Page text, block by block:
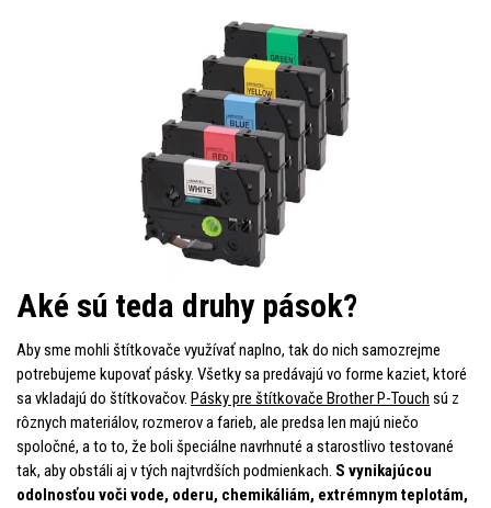
Aké sú teda druhy pások?
Aby sme mohli štítkovače využívať naplno, tak do nich samozrejme
potrebujeme kupovať pásky. Všetky sa predávajú vo forme kaziet, ktoré
sa vkladajú do štítkovačov. Pásky pre štítkovače Brother P-Touch sú z
rôznych materiálov, rozmerov a farieb, ale predsa len majú niečo
spoločné, a to to, že boli špeciálne navrhnuté a starostlivo testované
tak, aby obstáli aj v tých najtvrdších podmienkach. S vynikajúcou
odolnosťou voči vode, oderu, chemikáliám, extrémnym teplotám,